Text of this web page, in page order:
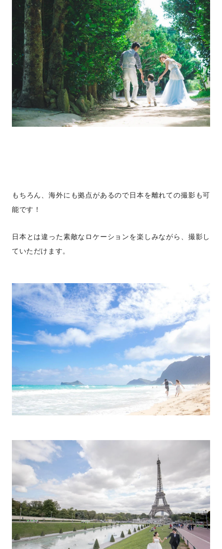
もちろん、海外にも拠点があるので日本を離れての撮影も可
能です！
日本とは違った素敵なロケーションを楽しみながら、撮影し
ていただけます。